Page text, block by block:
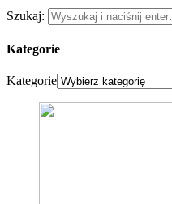
Szukaj:
Kategorie
Kategorie